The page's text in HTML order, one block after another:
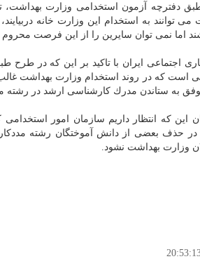
طبق دفترچه آزمون استخدامی وزارت
می توانند به استخدام این وزارت خانه
اما نمی توان سایرین را از این فرصت محروم
اجتماعی ایران با تاكید بر این كه در
است كه در روند استخدام وزارت بهداشت
به ستاندن مدرك كارشناسی ارشد در رشته
این كه انتظار داریم سازمان امور
در حذف بعضی از دانش آموختگان رشته
وزارت بهداشت نشود.